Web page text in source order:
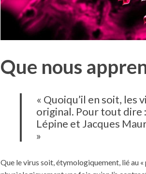
Que nous
« Quoiqu’il en soit,
original. Pour tout dire
Lépine et Jacques
»
Que le virus soit, étymologiquement, lié au «